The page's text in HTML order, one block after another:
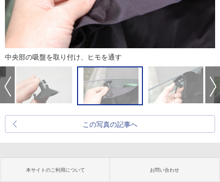
中央部の吸盤を取り付け、ヒモを通す
この写真の記事へ
本サイトのご利用について お問い合わせ